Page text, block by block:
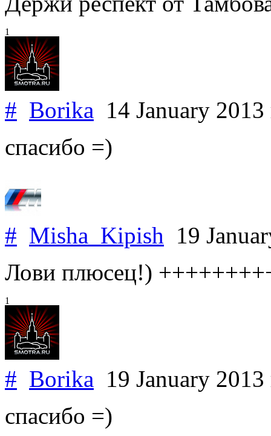
1
# Borika 14 January 2013
спасибо =)
# Misha_Kipish 19
Лови плюсец!)
1
# Borika 19 January 2013
спасибо =)